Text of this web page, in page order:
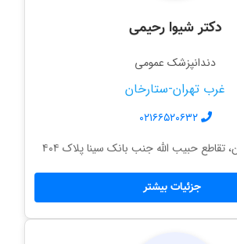
دکتر شیوا رحیمی
دندانپزشک عمومی
غرب تهران-ستارخان
۰۲۱۶۶۵۲۰۶۳۲
تقاطع حبیب الله جنب بانک سینا پلاک ۴۰۴
جزئیات بیشتر